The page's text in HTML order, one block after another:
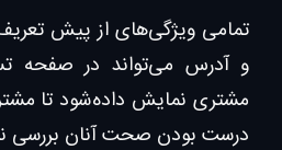
تمامی ویژگی‌های از پیش
و آدرس می‌تواند در صفحه
مشتری نمایش داده‌شود تا
درست بودن صحت آنان بررسی